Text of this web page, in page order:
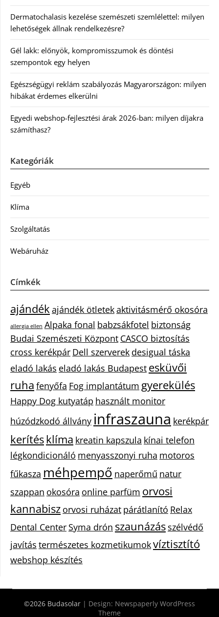
Dermatochalasis kezelése szemészeti szemlélettel: milyen
lehetőségek állnak rendelkezésre?
Gél lakk: előnyök, kompromisszumok és döntési
szempontok egy helyen
Egészségügyi reklám szabályozás Magyarországon: milyen
hibákat érdemes elkerülni
Egyedi webshop-fejlesztési árak 2026-ban: milyen díjakra
számíthasz?
Kategóriák
Egyéb
Klíma
Szolgáltatás
Webáruház
Címkék
ajándékajándék ötletekaktivitásmérő okosóra
allergia ellen Alpaka fonal babzsákfotel biztonság
Budai Szemészeti Központ CASCO biztosítás
cross kerékpár Dell szerverek desigual táska
eladó lakás eladó lakás Budapest esküvői
ruha fenyőfa Fog implantátum gyerekülés
Happy Dog kutyatáp használt monitor
húzódzkodó állvány infraszauna kerékpár
kerítésklíma kreatin kapszula kínai telefon
légkondicionáló menyasszonyi ruha motoros
fűkasza méhpempő naperőmű natur
szappan okosóra online parfüm orvosi
kannabisz orvosi ruházat párátlanító Relax
Dental Center Syma drón szaunázás szélvédő
javítás természetes kozmetikumokvíztisztító
webshop készítés
©2026 Budasolar | Design: Newspaperly WordPress
Theme